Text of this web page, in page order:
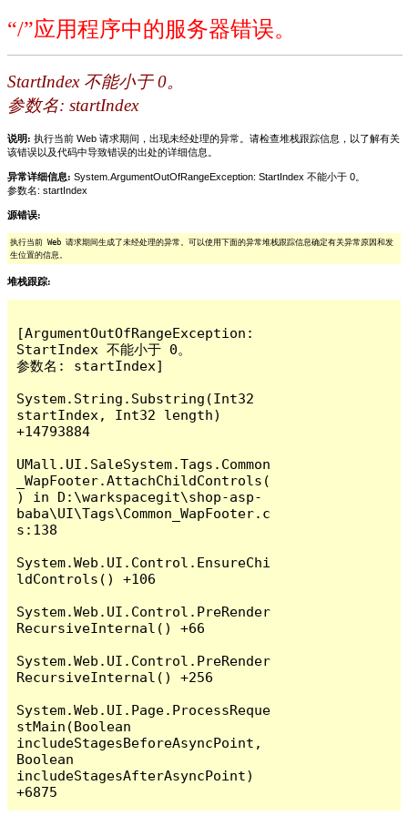
“/”应用程序中的服务器错误。
StartIndex 不能小于 0。
参数名: startIndex
说明: 执行当前 Web 请求期间，出现未经处理的异常。请检查堆栈跟踪信息，以了解有关
该错误以及代码中导致错误的出处的详细信息。
异常详细信息: System.ArgumentOutOfRangeException: StartIndex 不能小于 0。
参数名: startIndex
源错误:
执行当前 Web 请求期间生成了未经处理的异常。可以使用下面的异常堆栈跟踪信息确定有关异常原因和发
生位置的信息。
堆栈跟踪:
[ArgumentOutOfRangeException:
StartIndex 不能小于 0。
参数名: startIndex]
System.String.Substring(Int32
startIndex, Int32 length)
+14793884
UMall.UI.SaleSystem.Tags.Common
_WapFooter.AttachChildControls(
) in D:\warkspacegit\shop-asp-
baba\UI\Tags\Common_WapFooter.c
s:138
System.Web.UI.Control.EnsureChi
ldControls() +106
System.Web.UI.Control.PreRender
RecursiveInternal() +66
System.Web.UI.Control.PreRender
RecursiveInternal() +256
System.Web.UI.Page.ProcessReque
stMain(Boolean
includeStagesBeforeAsyncPoint,
Boolean
includeStagesAfterAsyncPoint)